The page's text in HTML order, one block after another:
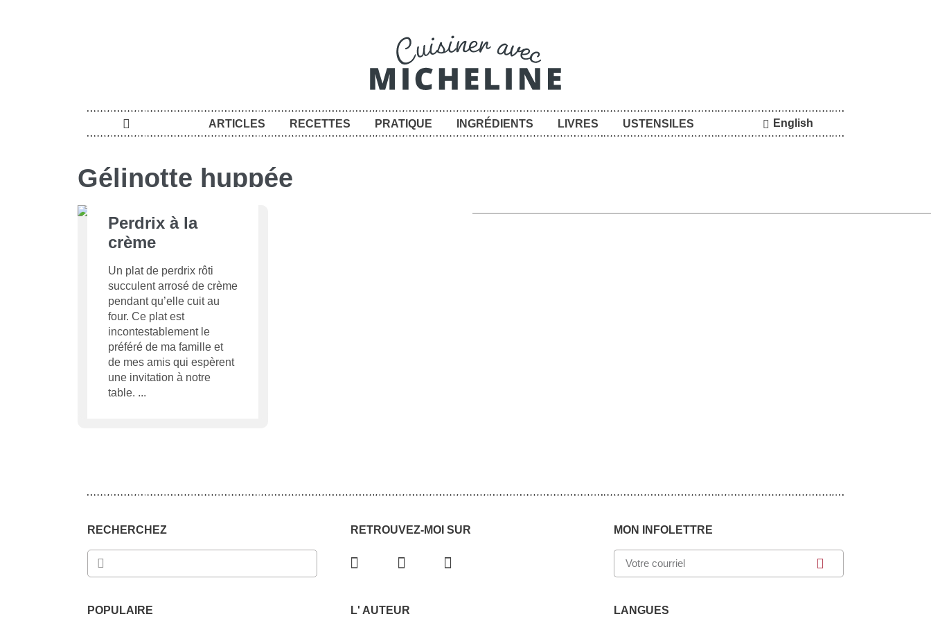
ARTICLES RECETTES PRATIQUE INGRÉDIENTS LIVRES USTENSILES English
Gélinotte huppée
Perdrix à la
crème
Un plat de perdrix rôti
succulent arrosé de crème
pendant qu’elle cuit au
four. Ce plat est
incontestablement le
préféré de ma famille et
de mes amis qui espèrent
une invitation à notre
table.
RECHERCHEZ
POPULAIRE
RETROUVEZ-MOI SUR
L' AUTEUR
MON INFOLETTRE
LANGUES